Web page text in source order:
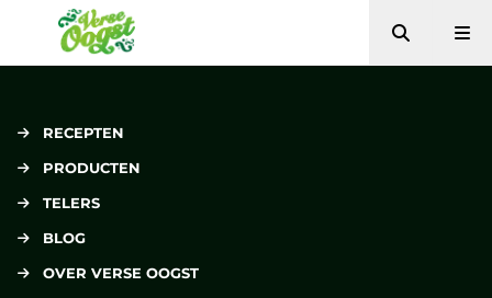
Verse Oogst
Zoeken
RECEPTEN
PRODUCTEN
TELERS
BLOG
OVER VERSE OOGST